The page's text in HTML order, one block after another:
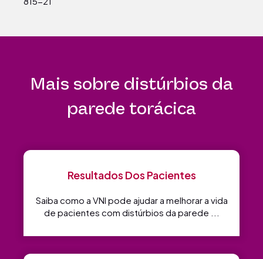
Mais sobre distúrbios da
parede torácica
Resultados Dos Pacientes
Saiba como a VNI pode ajudar a melhorar a vida
de pacientes com distúrbios da parede ...